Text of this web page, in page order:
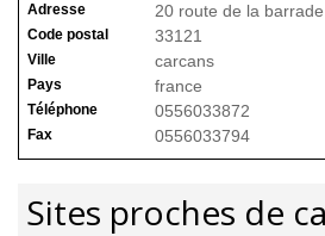
Adresse 20 route de la barrade
Code postal 33121
Ville carcans
Pays france
Téléphone 0556033872
Fax 0556033794
Sites proches de